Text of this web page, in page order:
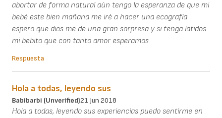
abortar de forma natural aún tengo la esperanza de que mi
bebé este bien mañana me iré a hacer una ecografía
espero que dios me de una gran sorpresa y si tenga latidos
mi bebito que con tanto amor esperamos
Respuesta
Hola a todas, leyendo sus
Babibarbi (unverified)21 Jun 2018
Hola a todas, leyendo sus experiencias puedo sentirme en